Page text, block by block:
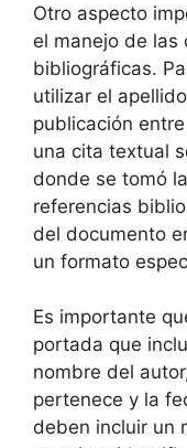
Otro aspecto
el manejo de las
bibliográficas.
utilizar el
publicación
una cita textual
donde se tomó
referencias
del documento
un formato
Es importante
portada que
nombre del
pertenece y la
deben incluir un